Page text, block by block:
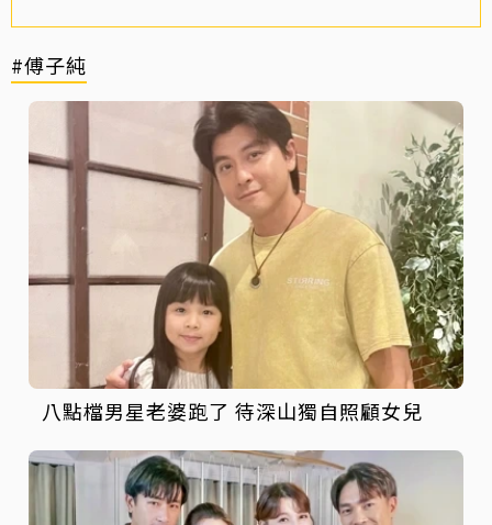
#傅子純
八點檔男星老婆跑了 待深山獨自照顧女兒